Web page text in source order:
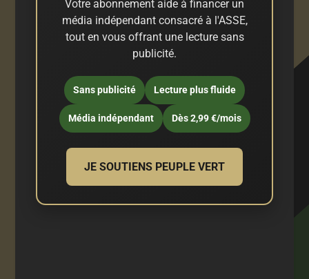
Votre abonnement aide à financer un
média indépendant consacré à l'ASSE,
tout en vous offrant une lecture sans
publicité.
Sans publicité Lecture plus fluide
Média indépendant Dès 2,99 €/mois
JE SOUTIENS PEUPLE VERT